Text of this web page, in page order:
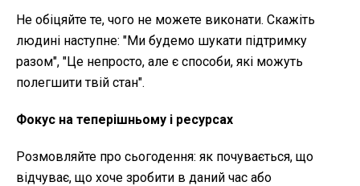
Не обіцяйте те, чого не можете виконати. Скажіть
людині наступне: "Ми будемо шукати підтримку
разом", "Це непросто, але є способи, які можуть
полегшити твій стан".
Фокус на теперішньому і ресурсах
Розмовляйте про сьогодення: як почувається, що
відчуває, що хоче зробити в даний час або